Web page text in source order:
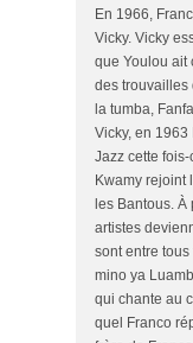
En 1966,
Vicky. Vicky
que Youlou ait
des trouvailles
la tumba,
Vicky, en 1963
Jazz cette fois-
Kwamy rejoint
les Bantous. À
artistes
sont entre
mino ya
qui chante au
quel Franco